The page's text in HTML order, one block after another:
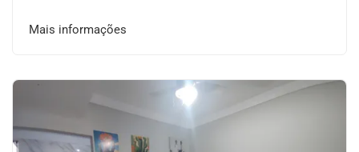
Mais informações